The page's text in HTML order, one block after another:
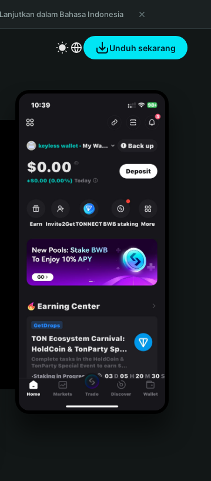
Lanjutkan dalam Bahasa Indonesia
Unduh sekarang